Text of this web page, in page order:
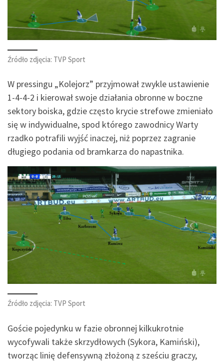
Źródło zdjęcia: TVP Sport
W pressingu „Kolejorz” przyjmował zwykle ustawienie
1-4-4-2 i kierował swoje działania obronne w boczne
sektory boiska, gdzie często krycie strefowe zmieniało
się w indywidualne, spod którego zawodnicy Warty
rzadko potrafili wyjść inaczej, niż poprzez zagranie
długiego podania od bramkarza do napastnika.
Źródło zdjęcia: TVP Sport
Goście pojedynku w fazie obronnej kilkukrotnie
wycofywali także skrzydłowych (Sykora, Kamiński),
tworząc linię defensywną złożoną z sześciu graczy,